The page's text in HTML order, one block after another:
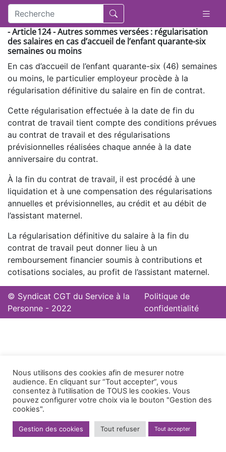
- Article 124 - Autres sommes versées : régularisation
des salaires en cas d’accueil de l’enfant quarante-six
semaines ou moins
En cas d’accueil de l’enfant quarante-six (46) semaines
ou moins, le particulier employeur procède à la
régularisation définitive du salaire en fin de contrat.
Cette régularisation effectuée à la date de fin du
contrat de travail tient compte des conditions prévues
au contrat de travail et des régularisations
prévisionnelles réalisées chaque année à la date
anniversaire du contrat.
À la fin du contrat de travail, il est procédé à une
liquidation et à une compensation des régularisations
annuelles et prévisionnelles, au crédit et au débit de
l’assistant maternel.
La régularisation définitive du salaire à la fin du
contrat de travail peut donner lieu à un
remboursement financier soumis à contributions et
cotisations sociales, au profit de l’assistant maternel.
© Syndicat CGT du Service à la
Personne - 2022
Politique de
confidentialité
Nous utilisons des cookies afin de mesurer notre
audience. En cliquant sur “Tout accepter”, vous
consentez à l'utilisation de TOUS les cookies. Vous
pouvez configurer votre choix via le bouton "Gestion des
cookies".
Gestion des cookies Tout refuser Tout accepter